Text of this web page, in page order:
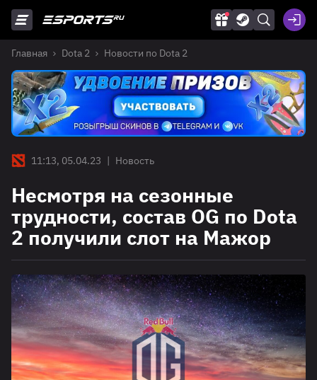
Главная Dota 2 Новости по Dota 2
11:13, 05.04.23 | Новость
Несмотря на сезонные
трудности, состав OG по Dota
2 получили слот на Мажор